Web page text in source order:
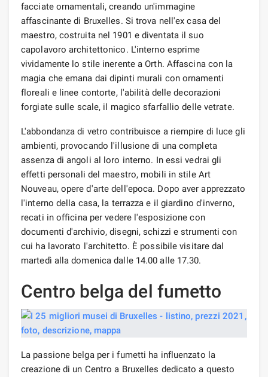
facciate ornamentali, creando un'immagine
affascinante di Bruxelles. Si trova nell'ex casa del
maestro, costruita nel 1901 e diventata il suo
capolavoro architettonico. L'interno esprime
vividamente lo stile inerente a Orth. Affascina con la
magia che emana dai dipinti murali con ornamenti
floreali e linee contorte, l'abilità delle decorazioni
forgiate sulle scale, il magico sfarfallio delle vetrate.
L'abbondanza di vetro contribuisce a riempire di luce gli
ambienti, provocando l'illusione di una completa
assenza di angoli al loro interno. In essi vedrai gli
effetti personali del maestro, mobili in stile Art
Nouveau, opere d'arte dell'epoca. Dopo aver apprezzato
l'interno della casa, la terrazza e il giardino d'inverno,
recati in officina per vedere l'esposizione con
documenti d'archivio, disegni, schizzi e strumenti con
cui ha lavorato l'architetto. È possibile visitare dal
martedì alla domenica dalle 14.00 alle 17.30.
Centro belga del fumetto
La passione belga per i fumetti ha influenzato la
creazione di un Centro a Bruxelles dedicato a questo